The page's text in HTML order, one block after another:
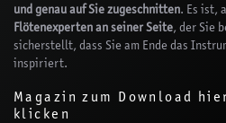
und genau auf Sie zugeschnitten. Es ist,
Flötenexperten an seiner Seite, der Sie
sicherstellt, dass Sie am Ende das
inspiriert.
Magazin zum Download
klicken